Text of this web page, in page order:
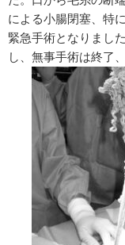
による小腸閉塞、特
緊急手術となりまし
し、無事手術は終了